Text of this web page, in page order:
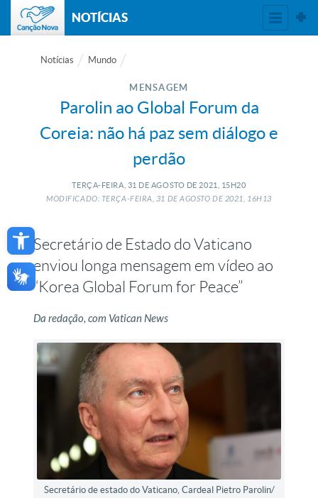
Open toolbar
NOTÍCIAS
Notícias Mundo
MENSAGEM
Parolin ao Global Forum da
Coreia: não há paz sem diálogo e
perdão
TERÇA-FEIRA, 31 DE AGOSTO DE 2021, 15H20
MODIFICADO: TERÇA-FEIRA, 31 DEAGOSTO DE 2021, 16H13
Secretário de Estado do Vaticano
enviou longa mensagem em vídeo ao
“Korea Global Forum for Peace”
Da redação, com Vatican News
Secretário de estado do Vaticano, Cardeal Pietro Parolin/